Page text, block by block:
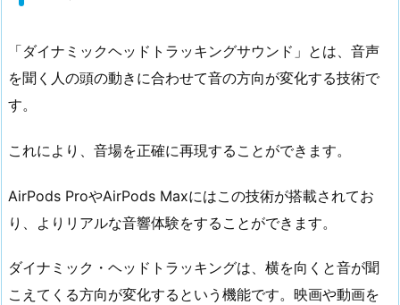
「ダイナミックヘッドトラッキングサウンド」とは、音声
を聞く人の頭の動きに合わせて音の方向が変化する技術で
す。
これにより、音場を正確に再現することができます。
AirPods ProやAirPods Maxにはこの技術が搭載されてお
り、よりリアルな音響体験をすることができます。
ダイナミック・ヘッドトラッキングは、横を向くと音が聞
こえてくる方向が変化するという機能です。映画や動画を